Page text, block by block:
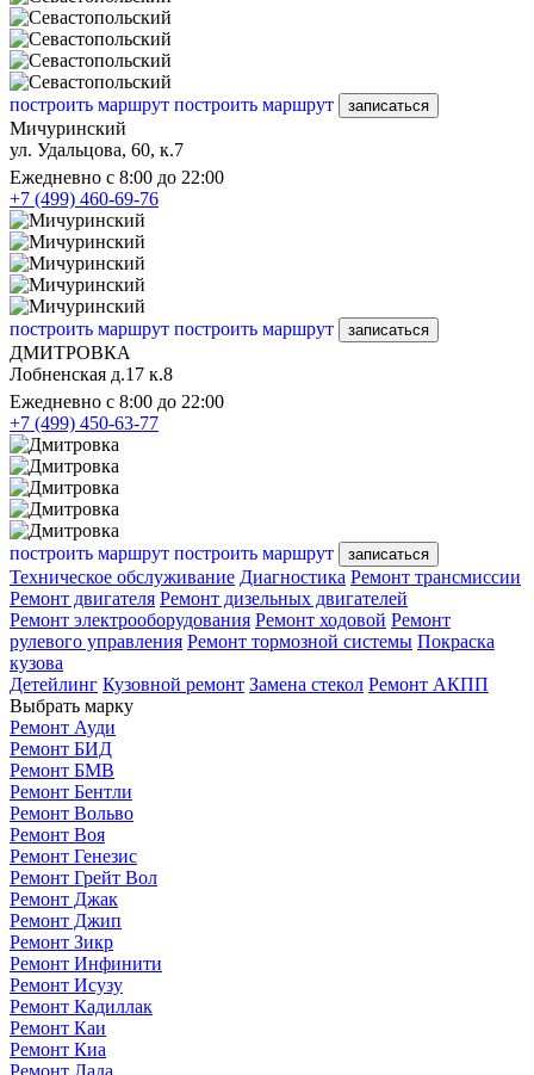
построить маршрут построить маршрут записаться
Мичуринский
ул. Удальцова, 60, к.7
Ежедневно с 8:00 до 22:00
+7 (499) 460-69-76
построить маршрут построить маршрут записаться
ДМИТРОВКА
Лобненская д.17 к.8
Ежедневно с 8:00 до 22:00
+7 (499) 450-63-77
построить маршрут построить маршрут записаться
Техническое обслуживание Диагностика Ремонт трансмиссии
Ремонт двигателя Ремонт дизельных двигателей
Ремонт электрооборудования Ремонт ходовой Ремонт
рулевого управления Ремонт тормозной системы Покраска
кузова
Детейлинг Кузовной ремонт Замена стекол Ремонт АКПП
Выбрать марку
Ремонт Ауди
Ремонт БИД
Ремонт БМВ
Ремонт Бентли
Ремонт Вольво
Ремонт Воя
Ремонт Генезис
Ремонт Грейт Вол
Ремонт Джак
Ремонт Джип
Ремонт Зикр
Ремонт Инфинити
Ремонт Исузу
Ремонт Кадиллак
Ремонт Каи
Ремонт Киа
Ремонт Лада